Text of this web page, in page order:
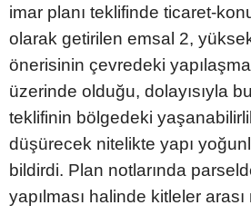
imar planı teklifinde ticaret-
olarak getirilen emsal 2,
önerisinin çevredeki
üzerinde olduğu, dolayısıyla
teklifinin bölgedeki
düşürecek nitelikte yapı
bildirdi. Plan notlarında
yapılması halinde kitleler